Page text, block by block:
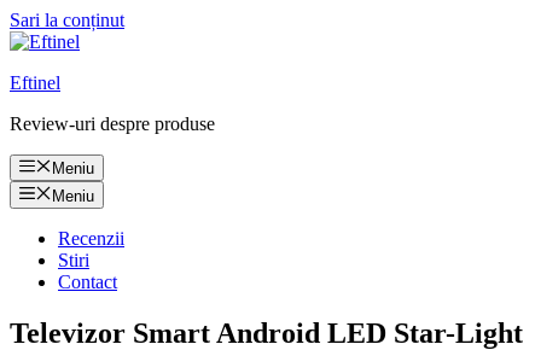
Sari la conținut
Eftinel
Review-uri despre produse
Meniu
Meniu
Recenzii
Stiri
Contact
Televizor Smart Android LED Star-Light